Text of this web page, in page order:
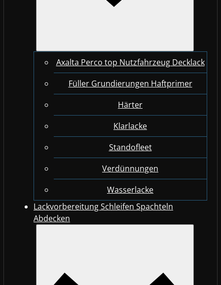
Axalta Perco top Nutzfahrzeug Decklack
Füller Grundierungen Haftprimer
Härter
Klarlacke
Standofleet
Verdünnungen
Wasserlacke
Lackvorbereitung Schleifen Spachteln
Abdecken